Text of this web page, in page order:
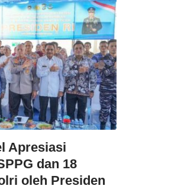
Apresiasi
dan 18
oleh Presiden